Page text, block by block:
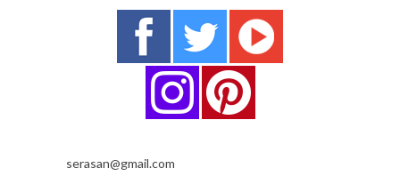
serasan@gmail.com